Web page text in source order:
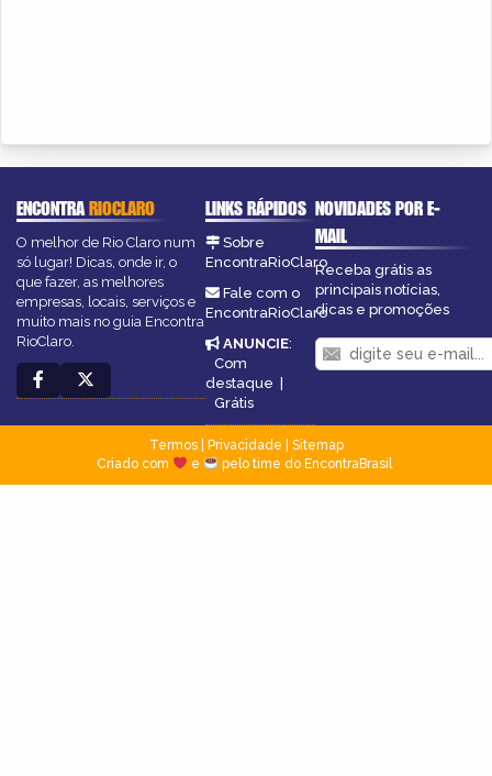
ENCONTRARIOCLARO
O melhor de Rio Claro num
só lugar! Dicas, onde ir, o
que fazer, as melhores
empresas, locais, serviços e
muito mais no guia Encontra
RioClaro.
LINKS RÁPIDOS
Sobre
EncontraRioClaro
Fale com o
EncontraRioClaro
ANUNCIE:
Com
destaque |
Grátis
NOVIDADES POR E-
MAIL
Receba grátis as
principais notícias,
dicas e promoções
Termos| Privacidade
Sitemap
Criado com
e pelo time do EncontraBrasil